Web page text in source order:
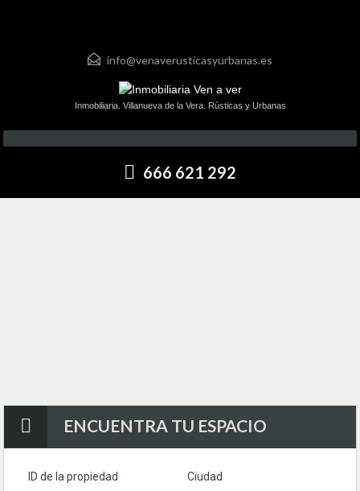
info@venaverusticasyurbanas.es
Inmobiliaria. Villanueva de la Vera. Rústicas y Urbanas
666 621 292
ENCUENTRA TU ESPACIO
ID de la propiedad Ciudad